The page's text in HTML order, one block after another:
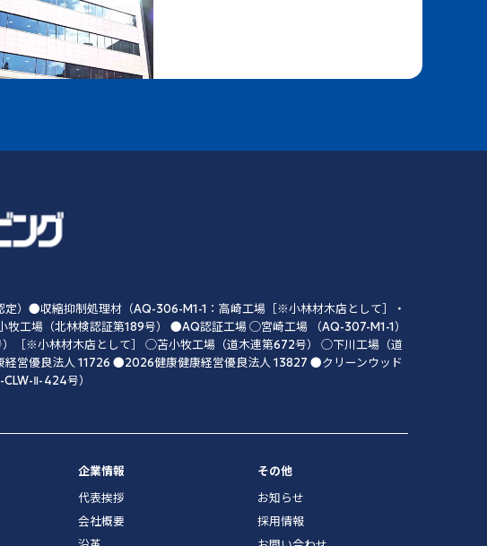
）●収縮抑制処理材（AQ-306-M1-1：高崎工場［※小林材木店として］・
場（北林検認証第189号） ●AQ認証工場 ◯宮崎工場 （AQ-307-M1-1）
［※小林材木店として］ ◯苫小牧工場（道木連第672号） ◯下川工場（道
優良法人 11726 ●2026健康健康経営優良法人 13827 ●クリーンウッド
Ⅱ-424号）
企業情報
代表挨拶
会社概要
その他
お知らせ
採用情報